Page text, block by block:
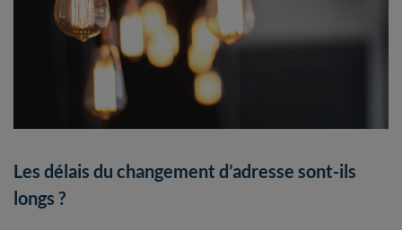
Les délais du changement d’adresse sont-ils
longs ?